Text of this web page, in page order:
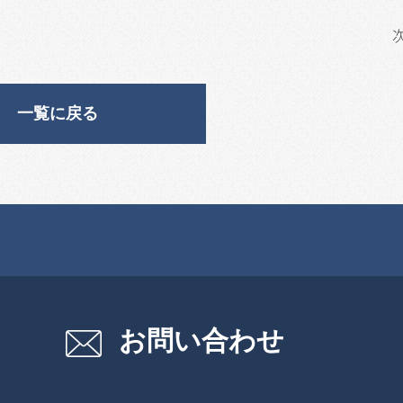
一覧に戻る
お問い合わせ